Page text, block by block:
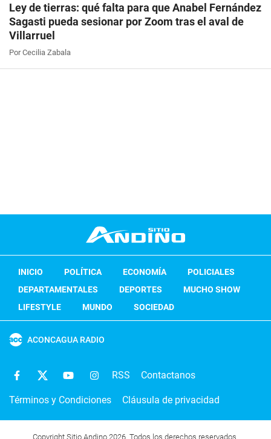
Ley de tierras: qué falta para que Anabel Fernández
Sagasti pueda sesionar por Zoom tras el aval de
Villarruel
Por Cecilia Zabala
INICIO POLÍTICA ECONOMÍA
POLICIALES
DEPARTAMENTALES
DEPORTES
MUCHO SHOW
LIFESTYLE
MUNDO SOCIEDAD
ACONCAGUA RADIO
RSS Contactanos
Términos y Condiciones Cláusula de privacidad
Copyright Sitio Andino 2026. Todos los derechos reservados.